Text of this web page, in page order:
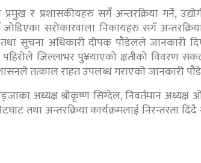
र प्रशासकीयहरु सगँ अन्तरक्रिया गर्ने,
सरोकारवाला निकायहरु सगँ
तथा सूचना अधिकारी दीपक पौडेलले जानकारी
जिल्लाभर पु¥याएको क्षतीको विवरण
तत्काल राहत उपलब्ध गराएको जानकारी
अध्यक्ष श्रीकृष्ण सिग्देल, निवर्तमान अध्यक्ष
तथा अन्तरक्रिया कार्यक्रमलाई निरन्तरता